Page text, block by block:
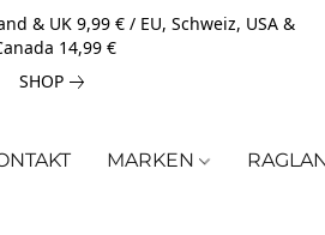
& UK 9,99 € / EU, Schweiz, USA &
14,99 €
SHOP
MARKEN